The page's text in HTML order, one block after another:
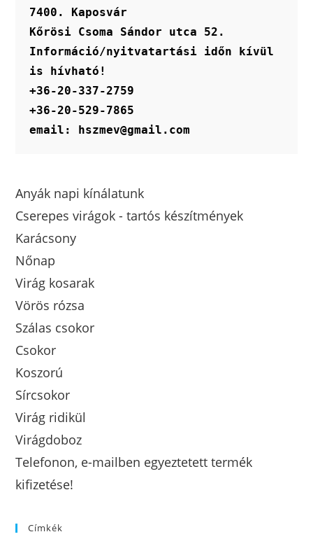
7400. Kaposvár
Kőrösi Csoma Sándor utca 52.
Információ/nyitvatartási időn kívül
is hívható!
+36-20-337-2759
+36-20-529-7865
email: hszmev@gmail.com
Anyák napi kínálatunk
Cserepes virágok - tartós készítmények
Karácsony
Nőnap
Virág kosarak
Vörös rózsa
Szálas csokor
Csokor
Koszorú
Sírcsokor
Virág ridikül
Virágdoboz
Telefonon, e-mailben egyeztetett termék
kifizetése!
Címkék